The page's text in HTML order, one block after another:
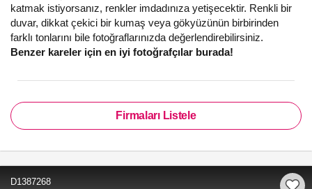
katmak istiyorsanız, renkler imdadınıza yetişecektir. Renkli bir
duvar, dikkat çekici bir kumaş veya gökyüzünün birbirinden
farklı tonlarını bile fotoğraflarınızda değerlendirebilirsiniz.
Benzer kareler için en iyi fotoğrafçılar burada!
Firmaları Listele
D1387268